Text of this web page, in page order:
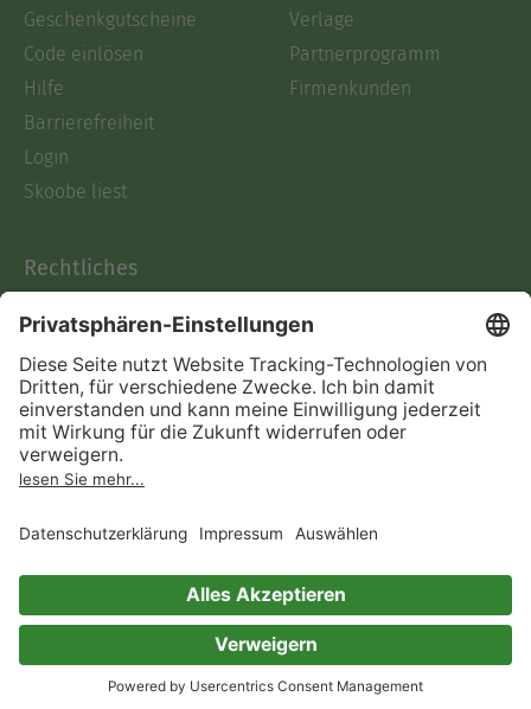
Geschenkgutscheine
Code einlösen
Hilfe
Barrierefreiheit
Login
Skoobe liest
Verlage
Partnerprogramm
Firmenkunden
Rechtliches
AGB
Informationen nach Data
Act
Verträge hier kündigen
Impressum
Immer ein gutes Buch